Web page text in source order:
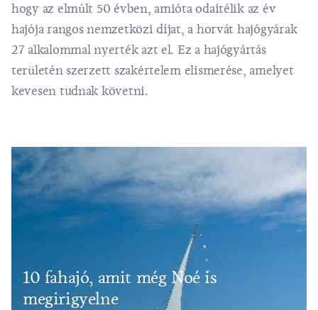
hogy az elmúlt 50 évben, amióta odaítélik az év
hajója rangos nemzetközi díjat, a horvát hajógyárak
27 alkalommal nyerték azt el. Ez a hajógyártás
területén szerzett szakértelem elismerése, amelyet
kevesen tudnak követni.
10 fahajó, amit még Noé is
megirigyelne